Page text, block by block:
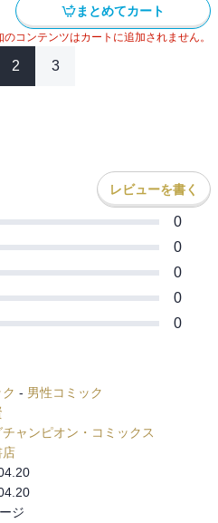
まとめてカート
コンテンツはカートに追加されません。
2 3
レビューを書く
0
0
0
0
0
- 男性コミック
チャンピオン・コミックス
店
ジ